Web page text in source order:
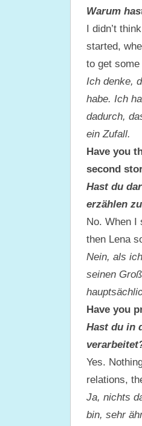
Warum
I didn’t
started,
to get
Ich denke,
habe. Ich
dadurch,
ein Zufall.
Have you
second
Hast du
erzählen
No. When I
then Lena
Nein, als
seinen
Have you
Hast du in
Yes.
relations,
Ja, nichts
bin, sehr